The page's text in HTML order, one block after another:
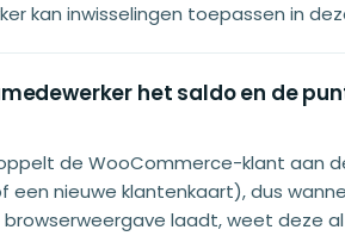
kan inwisselingen toepassen in
het saldo en de
de WooCommerce-klant aan
een nieuwe klantenkaart), dus
browserweergave laadt, weet deze